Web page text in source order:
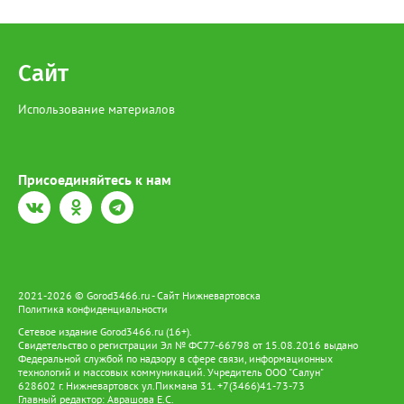
подпиской о невыезде. Напомним, за отлов одной особи
виде лишения свободы на срок до 4 лет со штрафом в размере
Сайт
Использование материалов
Присоединяйтесь к нам
2021-2026 © Gorod3466.ru - Сайт Нижневартовска
Политика конфиденциальности
Сетевое издание Gorod3466.ru (16+).
Свидетельство о регистрации Эл № ФС77-66798 от 15.08.2016 выдано
Федеральной службой по надзору в сфере связи, информационных
технологий и массовых коммуникаций. Учредитель ООО "Салун"
628602 г. Нижневартовск ул.Пикмана 31. +7(3466)41-73-73
Главный редактор: Аврашова Е.С.